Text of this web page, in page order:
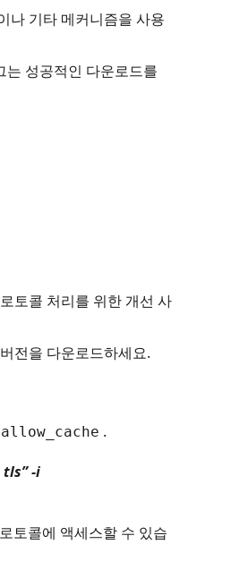
나 기타 메커니즘을 사용
는 성공적인 다운로드를
토콜 처리를 위한 개선 사
전을 다운로드하세요.
.
-i
토콜에 액세스할 수 있습